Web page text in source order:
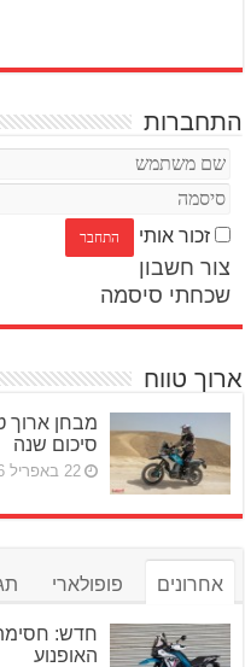
התחברות
זכור אותי
צור חשבון
שכחתי סיסמה
ארוך טווח
סיכום שנה
22 באפריל 2026
אחרונים פופולארי
חדש:
האופנוע